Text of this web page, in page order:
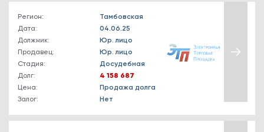
Регион:
Тамбовская
Дата:
04.06.25
Должник:
Юр. лицо
Продавец:
Юр. лицо
Стадия:
Досудебная
Долг:
4 158 687
Цена:
Продажа долга
Залог:
Нет